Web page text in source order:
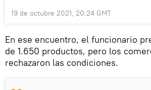
19 de octubre 2021, 20:24 GMT
En ese encuentro, el funcionario
de 1.650 productos, pero los
rechazaron las condiciones.